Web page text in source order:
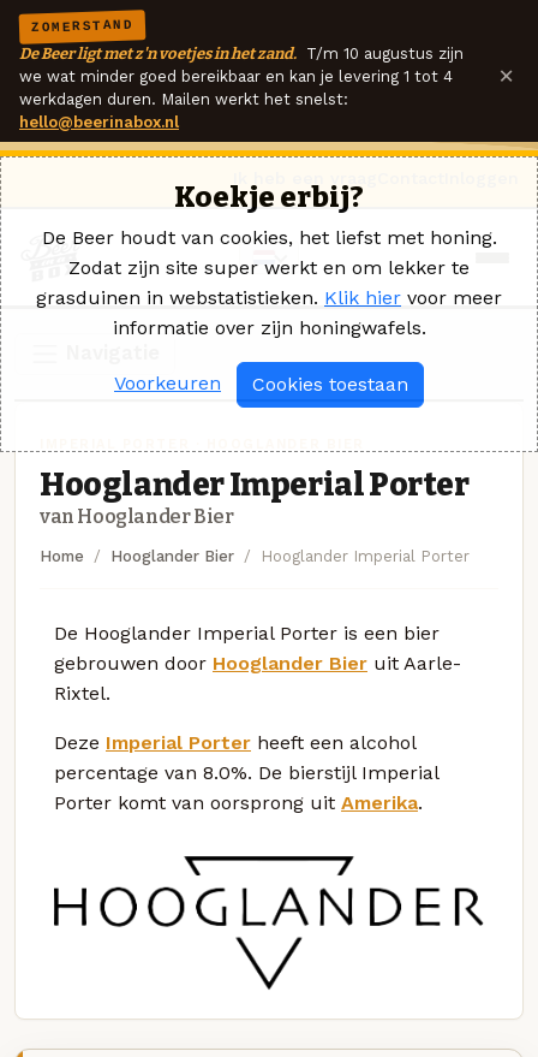
ZOMERSTAND
De Beer ligt met z'n voetjes in het zand. T/m 10 augustus zijn
we wat minder goed bereikbaar en kan je levering 1 tot 4
werkdagen duren. Mailen werkt het snelst:
hello@beerinabox.nl
×
Hooglander Imperial Porter
van Hooglander Bier
Home Hooglander Bier Hooglander Imperial Porter
De Hooglander Imperial Porter is een bier
gebrouwen door Hooglander Bier uit Aarle-
Rixtel.
Deze Imperial Porter heeft een alcohol
percentage van 8.0%. De bierstijl Imperial
Porter komt van oorsprong uit Amerika.
Koekje erbij?
De Beer houdt van cookies, het liefst met honing.
Zodat zijn site super werkt en om lekker te
grasduinen in webstatistieken. Klik hier voor meer
informatie over zijn honingwafels.
Voorkeuren Cookies toestaan